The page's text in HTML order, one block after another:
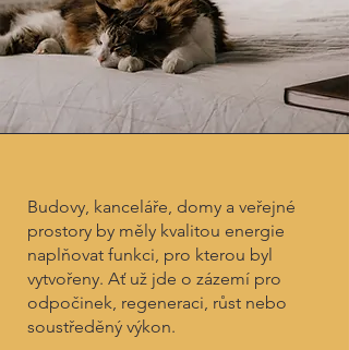
Budovy, kanceláře, domy a veřejné
prostory by měly kvalitou energie
naplňovat funkci, pro kterou byl
vytvořeny. Ať už jde o zázemí pro
odpočinek, regeneraci, růst nebo
soustředěný výkon.